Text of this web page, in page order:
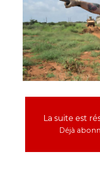
La suite est
Déjà